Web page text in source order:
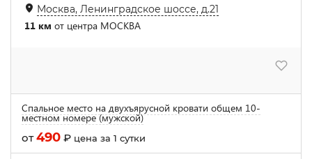
Москва, Ленинградское шоссе, д.21
11 км от центра МОСКВА
Спальное место на двухъярусной кровати общем 10-
местном номере (мужской)
от490 ₽ цена за 1 сутки